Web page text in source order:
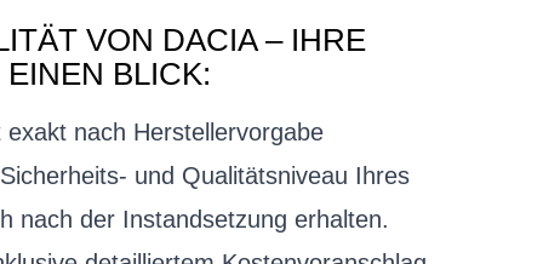
VON DACIA – IHRE
BLICK:
nach Herstellervorgabe
und Qualitätsniveau Ihres
nach der Instandsetzung erhalten.